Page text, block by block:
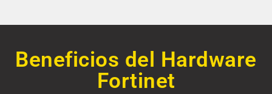
Beneficios del Hardware
Fortinet